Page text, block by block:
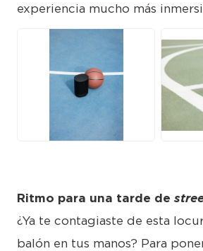
experiencia mucho más
Ritmo para una tarde de
¿Ya te contagiaste de esta
balón en tus manos? Para